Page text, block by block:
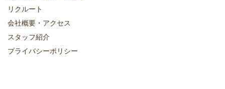
リクルート
会社概要・アクセス
スタッフ紹介
プライバシーポリシー